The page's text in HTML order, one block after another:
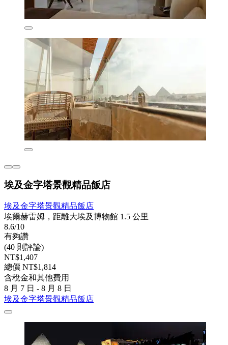
埃及金字塔景觀精品飯店
埃及金字塔景觀精品飯店
埃爾赫雷姆，距離大埃及博物館 1.5 公里
8.6/10
有夠讚
(40 則評論)
NT$1,407
總價 NT$1,814
含稅金和其他費用
8 月 7 日 - 8 月 8 日
埃及金字塔景觀精品飯店